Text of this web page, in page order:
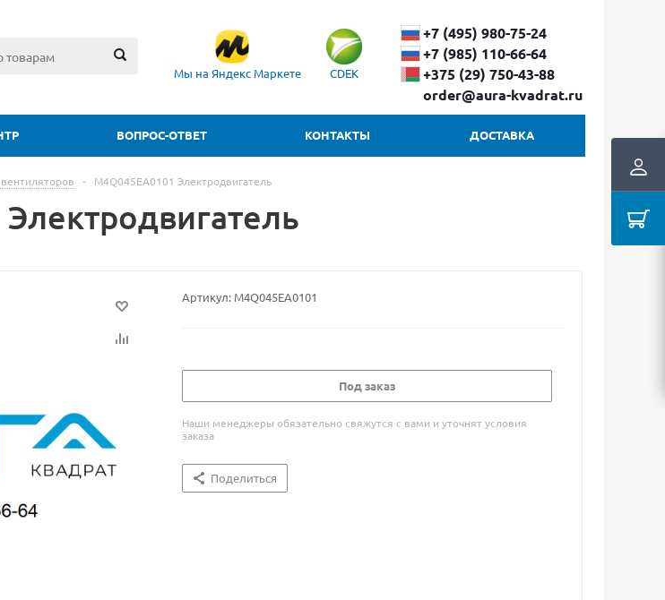
Мы на Яндекс Маркете CDEK
+7 (495) 980-75-24
+7 (985) 110-66-64
+375 (29) ​750-43-88
order@aura-kvadrat.ru
ВОПРОС-ОТВЕТ КОНТАКТЫ ДОСТАВКА
- M4Q045EA0101 Электродвигатель
Артикул: M4Q045EA0101
Под заказ
Наши менеджеры обязательно свяжутся с вами и уточнят условия
заказа
Поделиться